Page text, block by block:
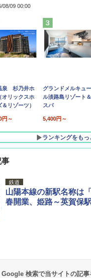
08/09 00:00
泉 杉乃井ホ
オリックスホ
リゾーツ）
円～
グランドメルキュー
ル淡路島リゾート＆
スパ
5,400円～
ランキングをもっ
円～
19,541円～
～
5,758円～
事
鉄道
山陽本線の新駅名称は
春開業、姫路～英賀保
Google 検索で当サイトの記事